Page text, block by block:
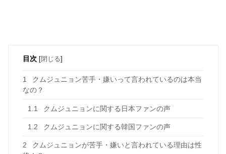
目次 [閉じる]
1
クムジュニョン苦手・嫌いって言われているのは本当
なの？
1.1 クムジュニョンに関する日本ファンの声
1.2 クムジュニョンに関する韓国ファンの声
2
クムジュニョンが苦手・嫌いと言われている理由は性